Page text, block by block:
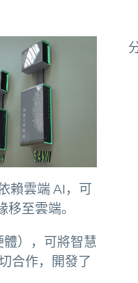
賴雲端 AI，可
至雲端。
），可將智慧
合作，開發了